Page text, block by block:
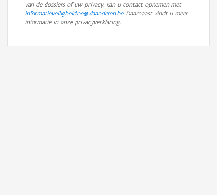
van de dossiers of uw privacy, kan u contact opnemen met
informatieveiligheid.oe@vlaanderen.be. Daarnaast vindt u meer
informatie in onze privacyverklaring.